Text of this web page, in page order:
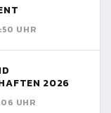
UHR
2026
UHR